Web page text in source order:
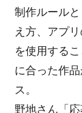
制作ルール
え方、アプ
を使用する
に合った作
ス。
野地さん「